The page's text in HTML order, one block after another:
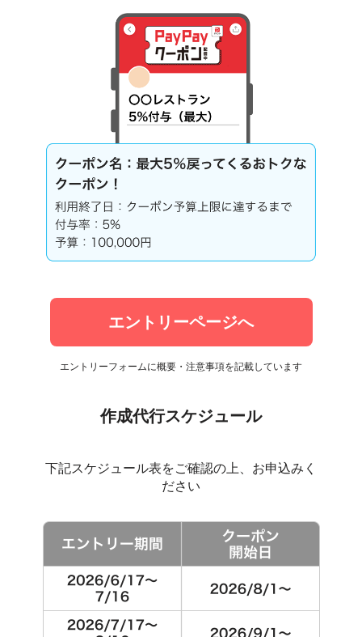
エントリーページへ
エントリーフォームに概要・注意事項を記載しています
作成代行スケジュール
下記スケジュール表をご確認の上、お申込みく
ださい